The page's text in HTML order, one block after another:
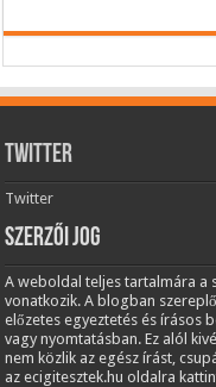
Twitter
Twitter
Szerzői jog
A weboldal teljes tartalmára a
vonatkozik. A blogban
előzetes egyeztetés és írásos
vagy nyomtatásban. Ez alól
nem közlik az egész írást,
az ecigitesztek.hu oldalra